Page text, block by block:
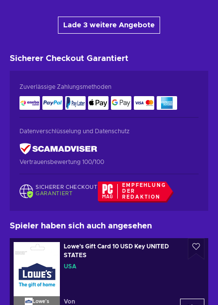
Lade 3 weitere Angebote
Sicherer Checkout Garantiert
Zuverlässige Zahlungsmethoden
Datenverschlüsselung und Datenschutz
Vertrauensbewertung 100/100
SICHERER CHECKOUT
GARANTIERT
EMPFEHLUNG
DER
REDAKTION
Spieler haben sich auch angesehen
Lowe's
Lowe's Gift Card 10 USD Key UNITED
STATES
USA
Von